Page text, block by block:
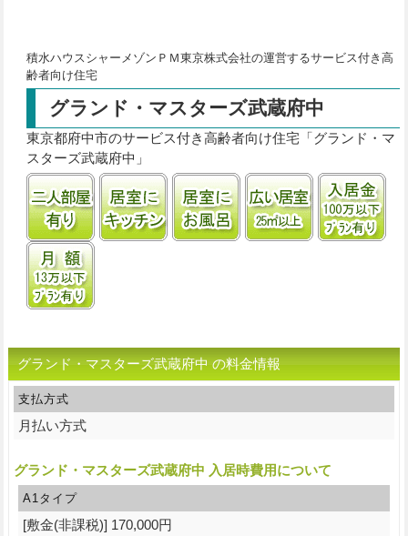
積水ハウスシャーメゾンＰＭ東京株式会社の運営するサービス付き高
齢者向け住宅
グランド・マスターズ武蔵府中
東京都府中市のサービス付き高齢者向け住宅「グランド・マ
スターズ武蔵府中」
二人部屋あり居室にキッチンあり居室に風呂あり居室25㎡以上入
月額13万円以下プランあり
グランド・マスターズ武蔵府中 の料金情報
支払方式
月払い方式
グランド・マスターズ武蔵府中 入居時費用について
A1タイプ
[敷金(非課税)] 170,000円